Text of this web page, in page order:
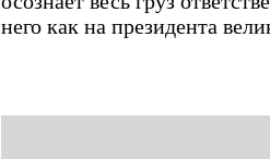
него как на президента